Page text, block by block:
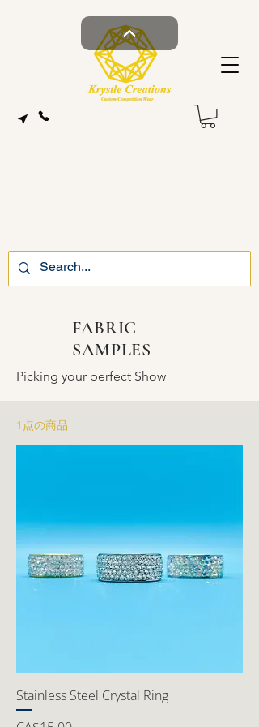
FABRIC
SAMPLES
Picking your perfect Show
1点の商品
Stainless Steel Crystal Ring